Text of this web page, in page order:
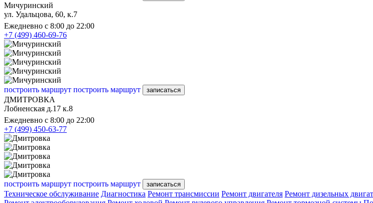
Мичуринский
ул. Удальцова, 60, к.7
Ежедневно с 8:00 до 22:00
+7 (499) 460-69-76
построить маршрут построить маршрут записаться
ДМИТРОВКА
Лобненская д.17 к.8
Ежедневно с 8:00 до 22:00
+7 (499) 450-63-77
построить маршрут построить маршрут записаться
Техническое обслуживание Диагностика Ремонт трансмиссии Ремонт двигателя Ремонт дизельных